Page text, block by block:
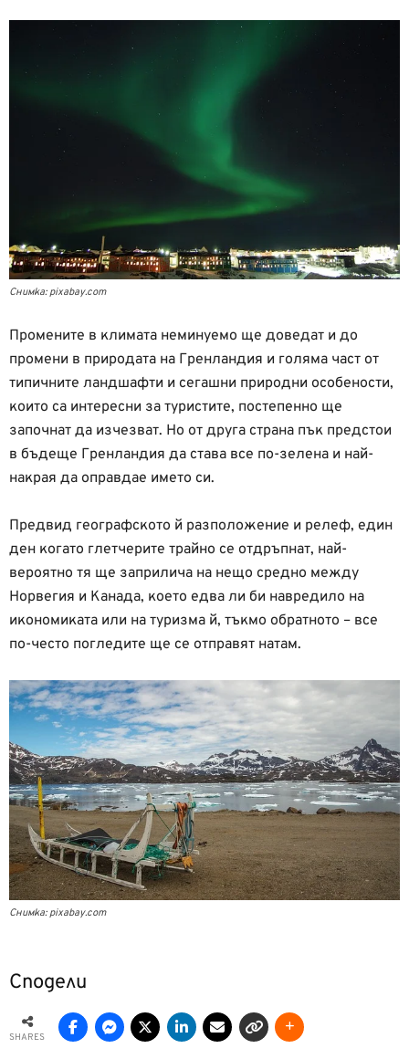
Снимка: pixabay.com
Промените в климата неминуемо ще доведат и до
промени в природата на Гренландия и голяма част от
типичните ландшафти и сегашни природни особености,
които са интересни за туристите, постепенно ще
започнат да изчезват. Но от друга страна пък предстои
в бъдеще Гренландия да става все по-зелена и най-
накрая да оправдае името си.
Предвид географското й разположение и релеф, един
ден когато глетчерите трайно се отдръпнат, най-
вероятно тя ще заприлича на нещо средно между
Норвегия и Канада, което едва ли би навредило на
икономиката или на туризма й, тъкмо обратното – все
по-често погледите ще се отправят натам.
Снимка: pixabay.com
Сподели
SHARES